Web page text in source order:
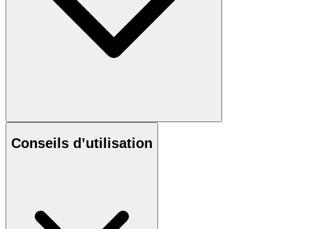
Conseils d’utilisation